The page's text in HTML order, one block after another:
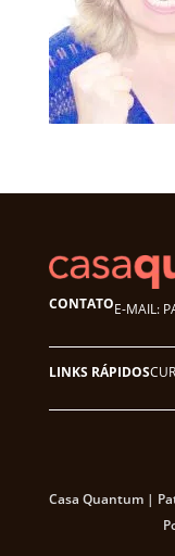
CONTATOE-MAIL:
LINKS RÁPIDOS
Casa Quantum |